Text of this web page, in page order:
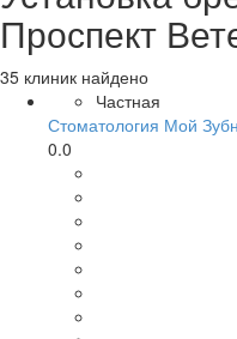
Проспект
35 клиник найдено
Частная
Стоматология Мой
0.0